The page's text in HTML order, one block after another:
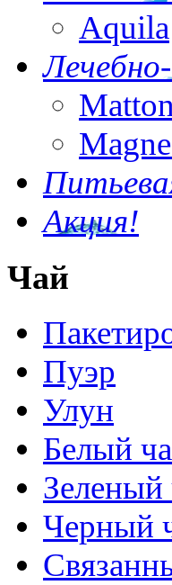
Aquila
Акция!
Чай
Пуэр
Улун
Белый
Зеленый
Черный